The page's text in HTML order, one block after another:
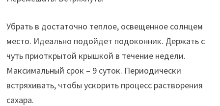
Убрать в достаточно теплое, освещенное солнцем
место. Идеально подойдет подоконник. Держать с
чуть приоткрытой крышкой в течение недели.
Максимальный срок – 9 суток. Периодически
встряхивать, чтобы ускорить процесс растворения
сахара.